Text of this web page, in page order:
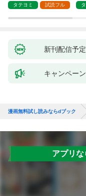
タテヨミ 試読フル
新刊配信予定
キャンペーン
漫画無料試し読みならdブック
アプリな